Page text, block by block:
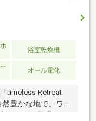
浴室乾燥機
オール電化
timeless Retreat
豊かな地で、ワン